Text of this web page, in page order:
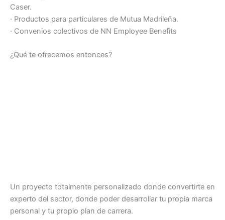
Caser.
· Productos para particulares de Mutua Madrileña.
· Convenios colectivos de NN Employee Benefits
¿Qué te ofrecemos entonces?
Un proyecto totalmente personalizado donde convertirte en
experto del sector, donde poder desarrollar tu propia marca
personal y tu propio plan de carrera.